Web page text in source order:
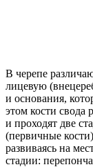
В черепе
лицевую
и основания,
этом кости свода
и проходят две
(первичные
развиваясь на
стадии: